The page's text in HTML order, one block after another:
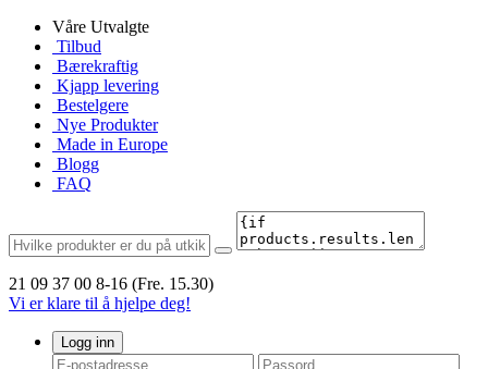
Våre Utvalgte
Tilbud
Bærekraftig
Kjapp levering
Bestelgere
Nye Produkter
Made in Europe
Blogg
FAQ
21 09 37 00 8-16 (Fre. 15.30)
Vi er klare til å hjelpe deg!
Logg inn